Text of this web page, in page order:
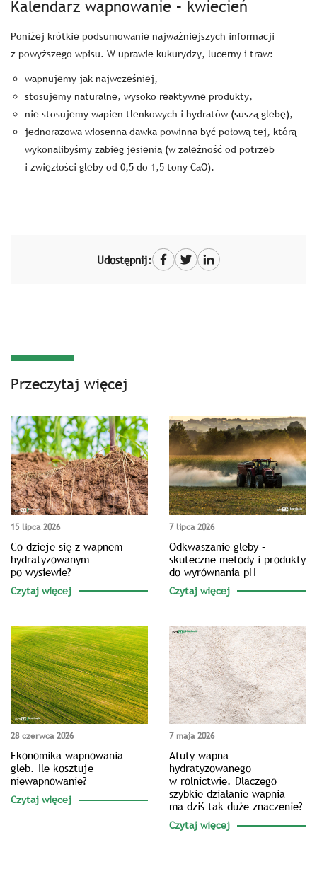
Kalendarz wapnowanie – kwiecień
Poniżej krótkie podsumowanie najważniejszych informacji
z powyższego wpisu. W uprawie kukurydzy, lucerny i traw:
wapnujemy jak najwcześniej,
stosujemy naturalne, wysoko reaktywne produkty,
nie stosujemy wapien tlenkowych i hydratów (suszą glebę),
jednorazowa wiosenna dawka powinna być połową tej, którą
wykonalibyśmy zabieg jesienią (w zależność od potrzeb
i zwięzłości gleby od 0,5 do 1,5 tony CaO).
Udostępnij:
Przeczytaj więcej
15 lipca 2026
Co dzieje się z wapnem
hydratyzowanym
po wysiewie?
Czytaj więcej
7 lipca 2026
Odkwaszanie gleby –
skuteczne metody i produkty
do wyrównania pH
Czytaj więcej
28 czerwca 2026
Ekonomika wapnowania
gleb. Ile kosztuje
niewapnowanie?
Czytaj więcej
7 maja 2026
Atuty wapna
hydratyzowanego
w rolnictwie. Dlaczego
szybkie działanie wapnia
ma dziś tak duże znaczenie?
Czytaj więcej